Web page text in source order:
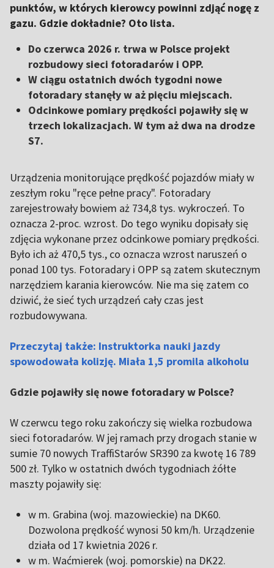
punktów, w których kierowcy powinni zdjąć nogę z
gazu. Gdzie dokładnie? Oto lista.
Do czerwca 2026 r. trwa w Polsce projekt
rozbudowy sieci fotoradarów i OPP.
W ciągu ostatnich dwóch tygodni nowe
fotoradary stanęły w aż pięciu miejscach.
Odcinkowe pomiary prędkości pojawiły się w
trzech lokalizacjach. W tym aż dwa na drodze
S7.
Urządzenia monitorujące prędkość pojazdów miały w
zeszłym roku "ręce pełne pracy". Fotoradary
zarejestrowały bowiem aż 734,8 tys. wykroczeń. To
oznacza 2-proc. wzrost. Do tego wyniku dopisały się
zdjęcia wykonane przez odcinkowe pomiary prędkości.
Było ich aż 470,5 tys., co oznacza wzrost naruszeń o
ponad 100 tys. Fotoradary i OPP są zatem skutecznym
narzędziem karania kierowców. Nie ma się zatem co
dziwić, że sieć tych urządzeń cały czas jest
rozbudowywana.
Przeczytaj także: Instruktorka nauki jazdy
spowodowała kolizję. Miała 1,5 promila alkoholu
Gdzie pojawiły się nowe fotoradary w Polsce?
W czerwcu tego roku zakończy się wielka rozbudowa
sieci fotoradarów. W jej ramach przy drogach stanie w
sumie 70 nowych TraffiStarów SR390 za kwotę 16 789
500 zł. Tylko w ostatnich dwóch tygodniach żółte
maszty pojawiły się:
w m. Grabina (woj. mazowieckie) na DK60.
Dozwolona prędkość wynosi 50 km/h. Urządzenie
działa od 17 kwietnia 2026 r.
w m. Waćmierek (woj. pomorskie) na DK22.